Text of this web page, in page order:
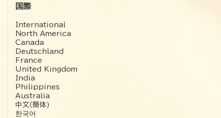
国際
International
North America
Canada
Deutschland
France
United Kingdom
India
Philippines
Australia
中文(簡体)
한국어